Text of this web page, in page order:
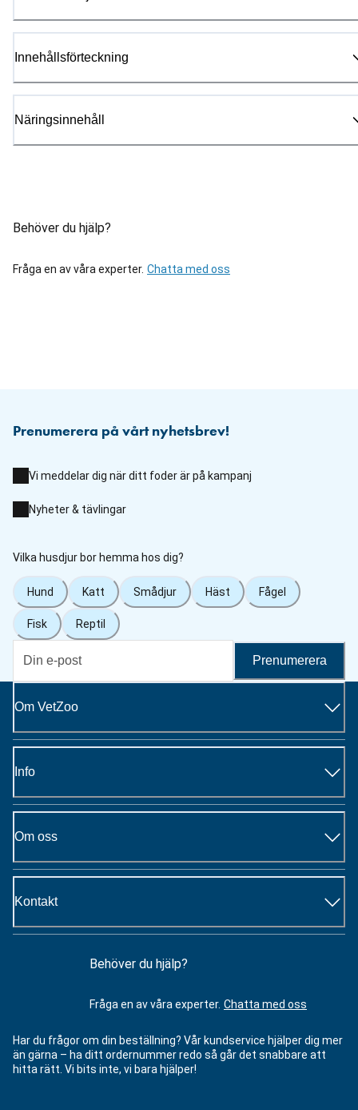
Innehållsförteckning
Näringsinnehåll
Behöver du hjälp?
Fråga en av våra experter. Chatta med oss
Prenumerera på vårt nyhetsbrev!
Vi meddelar dig när ditt foder är på kampanj
Nyheter & tävlingar
Vilka husdjur bor hemma hos dig?
Hund Katt Smådjur Häst Fågel
Fisk Reptil
Prenumerera
Om VetZoo
Info
Om oss
Kontakt
Behöver du hjälp?
Fråga en av våra experter. Chatta med oss
Har du frågor om din beställning? Vår kundservice hjälper dig mer
än gärna – ha ditt ordernummer redo så går det snabbare att
hitta rätt. Vi bits inte, vi bara hjälper!